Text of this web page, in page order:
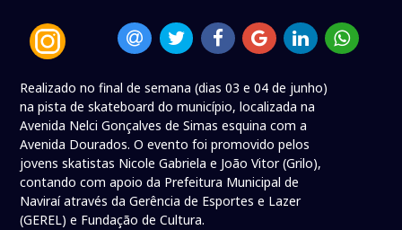
Realizado no final de semana (dias 03 e 04 de junho)
na pista de skateboard do município, localizada na
Avenida Nelci Gonçalves de Simas esquina com a
Avenida Dourados. O evento foi promovido pelos
jovens skatistas Nicole Gabriela e João Vitor (Grilo),
contando com apoio da Prefeitura Municipal de
Naviraí através da Gerência de Esportes e Lazer
(GEREL) e Fundação de Cultura.